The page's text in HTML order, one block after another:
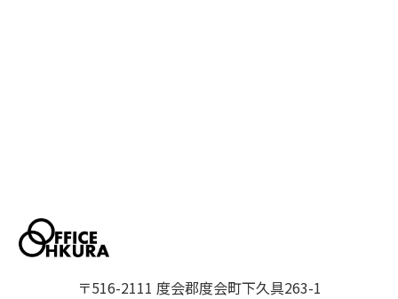
〒516-2111 度会郡度会町下久具263-1